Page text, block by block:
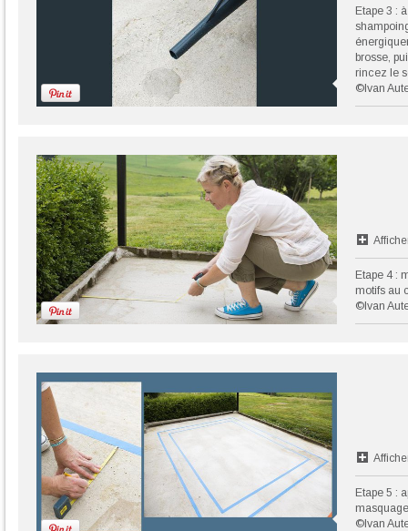
Etape 3 :
brosse,
rincez le
©Ivan
Etape 4 :
motifs au
©Ivan
Etape 5 :
©Ivan